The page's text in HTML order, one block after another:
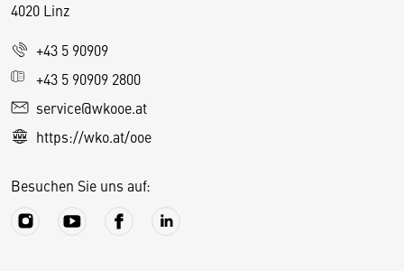
4020 Linz
+43 5 90909
+43 5 90909 2800
service@wkooe.at
https://wko.at/ooe
Besuchen Sie uns auf:
D
e
s
S
e